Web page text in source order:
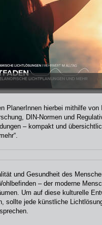
PlanerInnen hierbei mithilfe von
DIN-Normen und
– kompakt und
und Gesundheit des
– der moderne
Um auf diese kulturelle
sollte jede künstliche